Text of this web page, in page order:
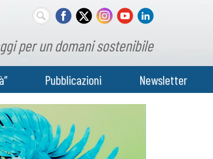
per un domani sostenibile
Pubblicazioni Newsletter